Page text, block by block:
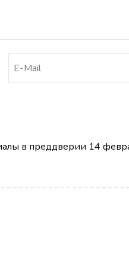
в преддверии 14